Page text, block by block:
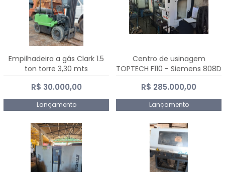
Empilhadeira a gás Clark 1.5
ton torre 3,30 mts
R$ 30.000,00
Lançamento
Centro de usinagem
TOPTECH F110 - Siemens 808D
Advanced
R$ 285.000,00
Lançamento